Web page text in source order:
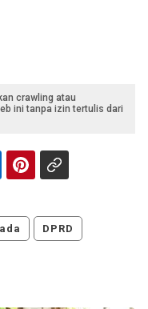
crawling atau
ini tanpa izin tertulis dari
DPRD